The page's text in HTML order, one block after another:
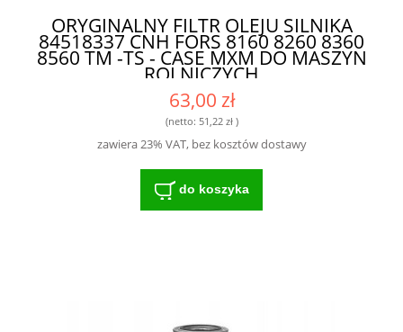
ORYGINALNY FILTR OLEJU SILNIKA
84518337 CNH FORS 8160 8260 8360
8560 TM -TS - CASE MXM DO MASZYN
ROLNICZYCH
63,00 zł
(netto: 51,22 zł)
zawiera 23% VAT, bez kosztów dostawy
do koszyka